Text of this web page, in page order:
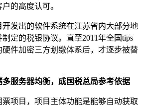
的高度认可。
发出的软件系统在江苏省内大部分地
定的税银协议。直至2011年全国tips
件加密三方划缴体系后，才逐步被替
多服务器均衡，成国税总局参考依据
项目，项目主体功能是能够自动获取